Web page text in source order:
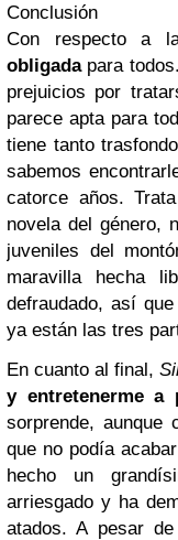
Conclusión
Con respecto a
obligadapara
prejuicios por
parece apta para
tiene tanto
sabemos
catorce años.
novela del género,
juveniles del
maravilla hecha
defraudado, así
ya están las tres
En cuanto al final,
y entretenerme a
sorprende, aunque
que no podía
hecho un
arriesgado y ha
atados. A pesar